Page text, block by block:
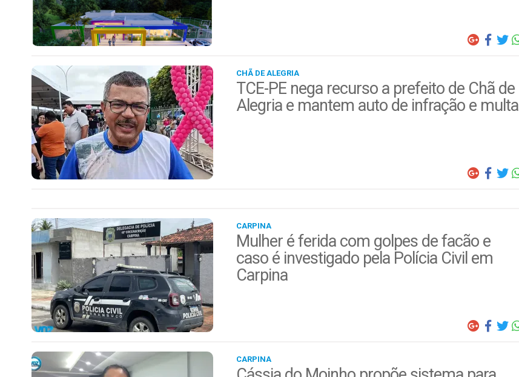
CHÃ DE ALEGRIA
TCE-PE nega recurso a prefeito de Chã de
Alegria e mantem auto de infração e multa
CARPINA
Mulher é ferida com golpes de facão e
caso é investigado pela Polícia Civil em
Carpina
CARPINA